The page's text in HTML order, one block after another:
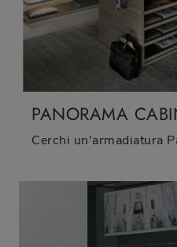
PANORAMA